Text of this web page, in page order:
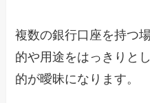
複数の銀行口座を持つ
的や用途をはっきりと
的が曖昧になります。